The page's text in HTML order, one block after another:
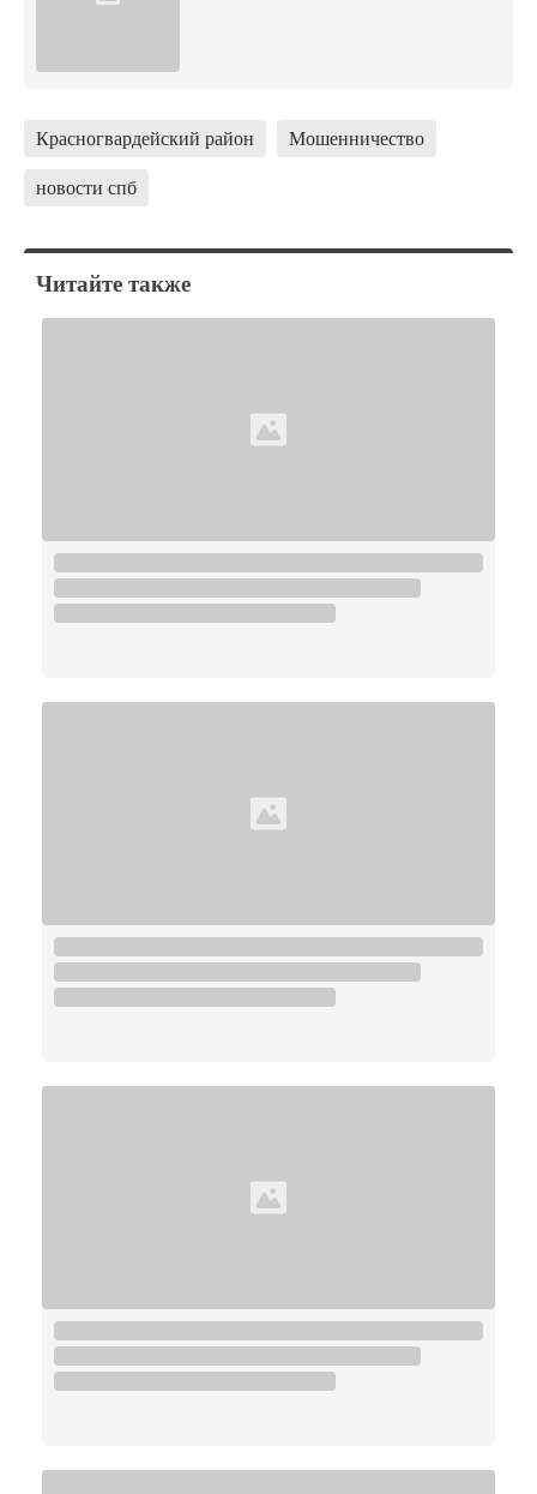
Красногвардейский район
Мошенничество
новости спб
Читайте также